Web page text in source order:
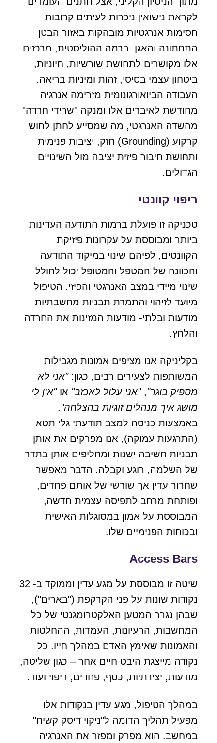
לקראת נישואין ניכרות לעיתים קרובות
חסימות אנרגטיות מובהקות באזור הבטן
התחתונה והאגן. ברמה ההוליסטית, מרכזים
אלו מקושרים לתחושת שורשיות, חיוניות,
ביטחון עצמי בסיסי, זהות ומיניות בריאה.
העבודה הביואורגונומית מזרימה אנרגיה
מחודשת לאיברים אלו ומנקה "שרידי חרדה"
מהשדה האנרגטי, מה שמסייע לחתן לחוש
קרקוע (Grounding) חזק, יציבות פנימית
ותחושת חיבור פיזית יציבה מול השינויים
הגדולים.
ריפוי קוונטי
טכניקה זו פועלת ברמות התודעה העדינות
ביותר ומבוססת על עקרונות פיזיקת
הקוונטים, לפיהם שינוי במיקוד התודעה
והכוונה של המטפל והמטופל יכול לחולל
שינוי מיידי במצב האנרגטי והפיזי. הטיפול
מיועד לזיהוי והתמרת תבניות מחשבתיות
מודעות ובלתי- מודעות המזינות את החרדה
והלחץ.
בקליניקה אנו מציפים אמונות מגבילות
המשותפות לצעירים רבים, כגון:"אני לא
מספיק בוגר","אני עלול לאכזב" או"אין לי
מושג איך מנהלים זוגיות בהצלחה".
באמצעות כניסה למצב תודעתי גלי תטא
(התרגעות עמוקה), אנו מפרקים את אותן
תבניות חשיבה ישנות ומחליפים אותן בתדר
של השלמה, רוגע וקבלה. הדבר מאפשר
שחרור עדין אך שורשי של אותם פחדים,
ופותחת מרחב לתפיסה עצמית חדשה,
המבוססת על אמון במסוגלות האישית
ובכוחות הפנימיים שלו.
Access Bars
שיטה זו מבוססת על מגע עדין וממוקד ב- 32
נקודות שונות על פני הקרקפת ("בארים"),
שבהן נגרר המטען האלקטרומגנטי של כל
המחשבות, הרעיונות, העמדות, ההחלטות
והאמונות שאימץ האדם במהלך חייו. כל
נקודה מייצגת היבט חיים אחר – כגון שליטה,
מודעות, יצירתיות, כסף, פחדים, ריפוי ועוד.
במהלך הטיפול, מגע עדין בנקודות אלו
מפעיל תהליך הדומה ל"ניקוי דיסק קשיח"
במחשב. הוא מפרק ומפזר את האנרגיה